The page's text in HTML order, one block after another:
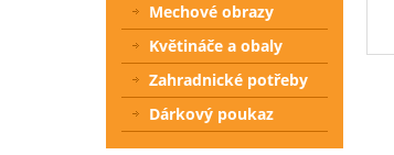
Mechové obrazy
Květináče a obaly
Zahradnické potřeby
Dárkový poukaz